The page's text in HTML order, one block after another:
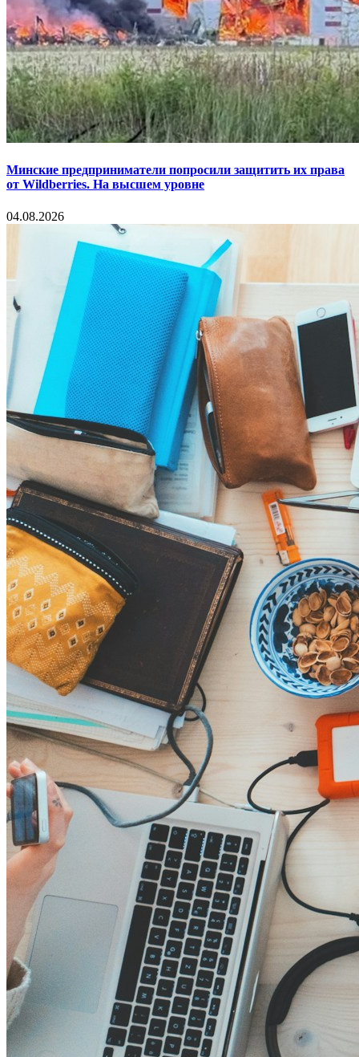
Минские предприниматели попросили защитить их права
от Wildberries. На высшем уровне
04.08.2026